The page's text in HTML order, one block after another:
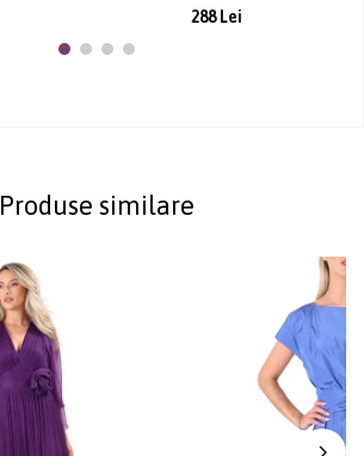
288 Lei
Produse similare